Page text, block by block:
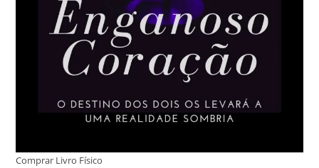
Comprar Livro Físico